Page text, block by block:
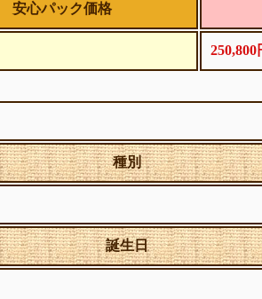
安心パック価格
250,800
種別
誕生日